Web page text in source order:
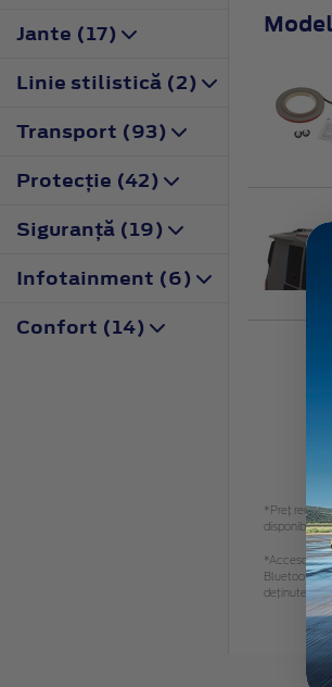
Jante (17)
Linie stilistică (2)
Transport (93)
Protecţie (42)
Siguranţă (19)
Infotainment (6)
Confort (14)
*Preţ
disponibil.
*Accesoriile
Bluetooth
deținute de